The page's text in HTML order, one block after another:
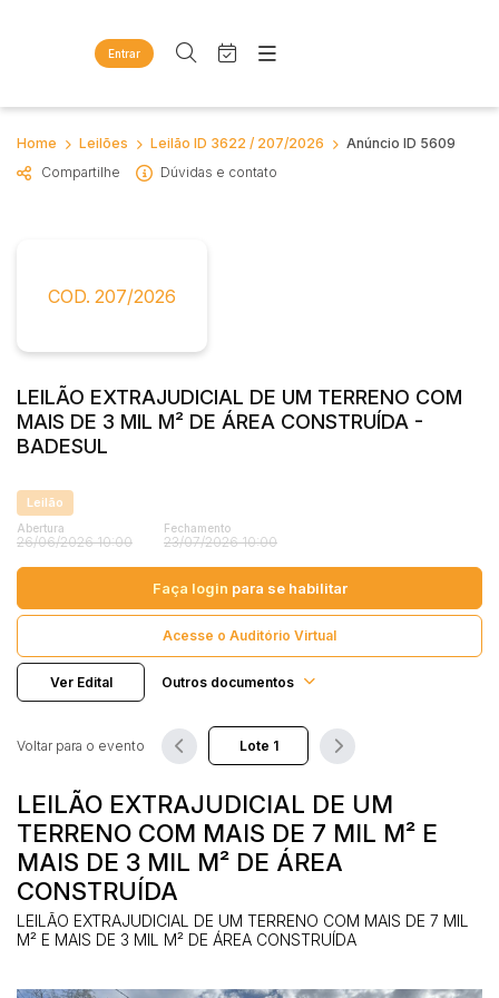
Entrar
Criar conta Entrar
Site
Agenda
Quem Somos
Diversos
Imóveis
Casas
Ponto Comercial
Terreno
Vaga de Garagem
Máquinas Agrícolas
Máquinas Industriais
Máquinas Pesadas
Materiais/Equipamentos
Veículos
Caminhões
Carros
Motos
Ônibus
Outros
Busca por palavra-chave
Bairro
Judiciais Extrajudiciais
Faixa de valor
R$
Pesquisar
Quem Somos
Home Leilões Leilão ID 3622 / 207/2026
Anúncio ID 5609
Compartilhe
Dúvidas e contato
COD. 207/2026
LEILÃO EXTRAJUDICIAL DE UM TERRENO COM
MAIS DE 3 MIL M² DE ÁREA CONSTRUÍDA -
BADESUL
Leilão
Abertura
26/06/2026 10:00
Fechamento
23/07/2026 10:00
Faça login para se habilitar
Acesse o Auditório Virtual
Ver Edital Outros documentos
LEILÃO EXTRAJUDICIAL DE UM
TERRENO COM MAIS DE 7 MIL M² E
MAIS DE 3 MIL M² DE ÁREA
CONSTRUÍDA
LEILÃO EXTRAJUDICIAL DE UM TERRENO COM MAIS DE 7 MIL
M² E MAIS DE 3 MIL M² DE ÁREA CONSTRUÍDA
Voltar para o evento